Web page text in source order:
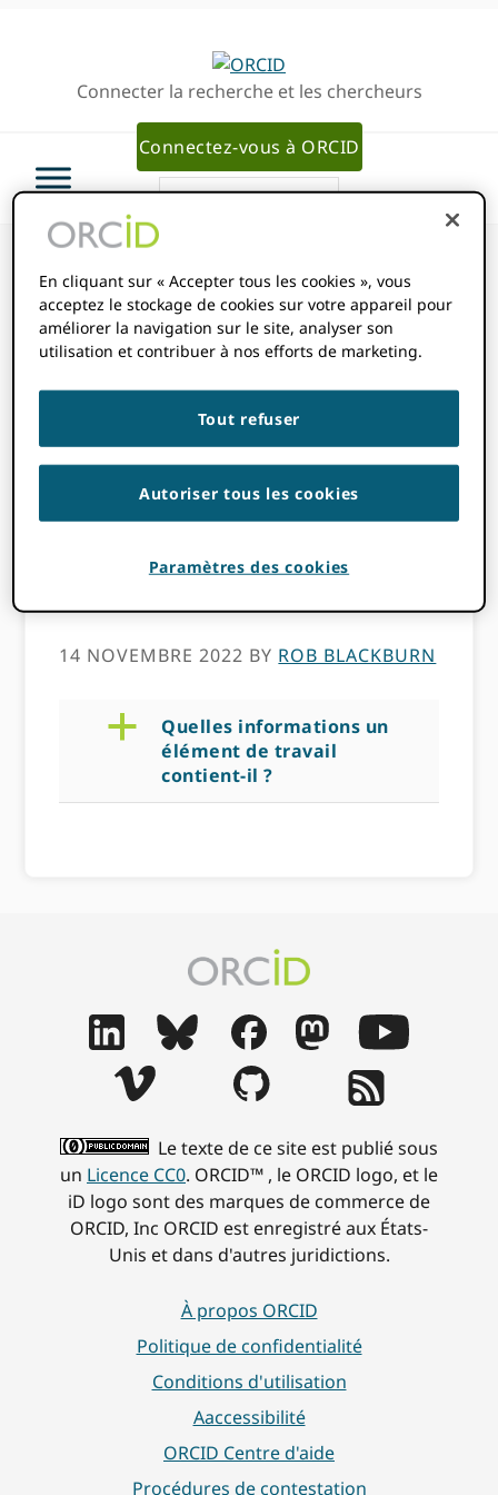
navigationConnecter la recherche et les chercheurs
Connectez-vous à ORCID
Quelles
informations un
élément de
travail contient-
il ?
14 NOVEMBRE 2022 BY ROB BLACKBURN
a
Quelles informations un
élément de travail
contient-il ?
Le texte de ce site est publié sous
un Licence CC0. ORCID™ , le ORCID logo, et le
iD logo sont des marques de commerce de
ORCID, Inc ORCID est enregistré aux États-
Unis et dans d'autres juridictions.
À propos ORCID
Politique de confidentialité
Conditions d'utilisation
Aaccessibilité
ORCID Centre d'aide
Procédures de contestation
En cliquant sur « Accepter tous les cookies », vous
acceptez le stockage de cookies sur votre appareil pour
améliorer la navigation sur le site, analyser son
utilisation et contribuer à nos efforts de marketing.
Tout refuser
Autoriser tous les cookies
Paramètres des cookies